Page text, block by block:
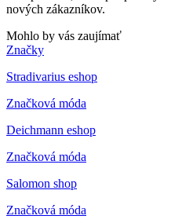
nových zákazníkov.
Mohlo by vás zaujímať
Značky
Stradivarius eshop
Značková móda
Deichmann eshop
Značková móda
Salomon shop
Značková móda